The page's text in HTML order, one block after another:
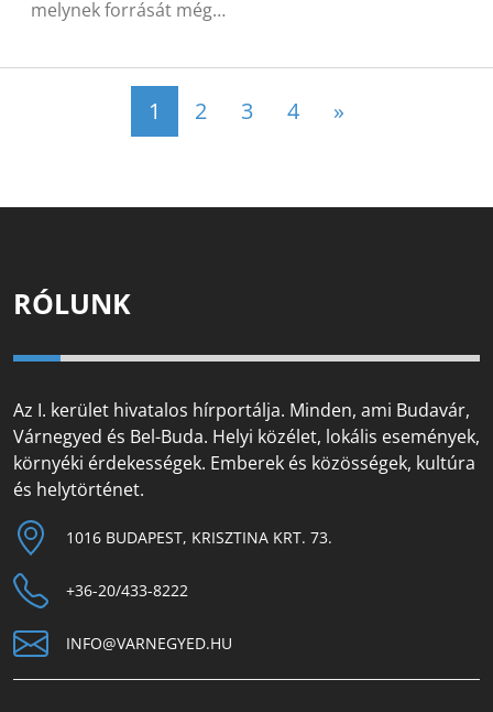
melynek forrását még…
Posts navigation
1 2 3 4 »
RÓLUNK
Az I. kerület hivatalos hírportálja. Minden, ami Budavár,
Várnegyed és Bel-Buda. Helyi közélet, lokális események,
környéki érdekességek. Emberek és közösségek, kultúra
és helytörténet.
1016 BUDAPEST, KRISZTINA KRT. 73.
+36-20/433-8222
INFO@VARNEGYED.HU